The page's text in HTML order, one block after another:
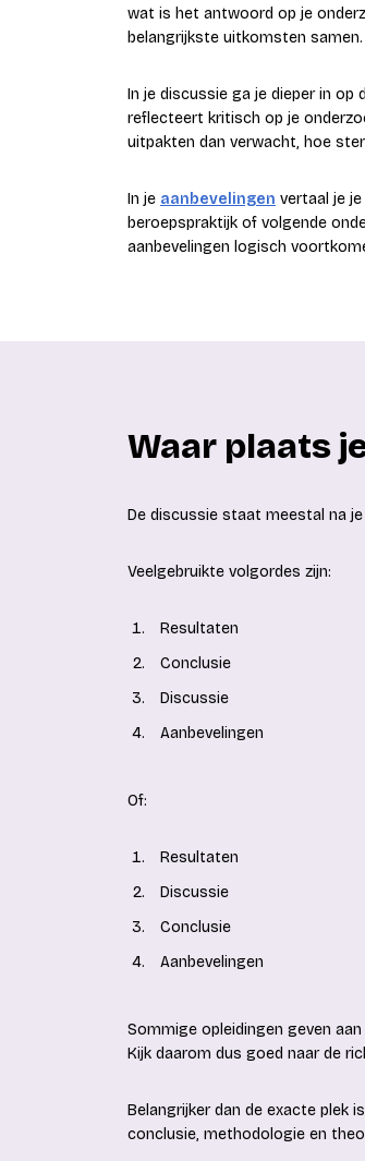
wat is het antwoord op je
belangrijkste uitkomsten samen.
In je discussie ga je dieper in
reflecteert kritisch op je
uitpakten dan verwacht, hoe
In je aanbevelingen vertaal je
beroepspraktijk of volgende
aanbevelingen logisch
Waar plaats
De discussie staat meestal na
Veelgebruikte volgordes zijn:
Resultaten
Conclusie
Discussie
Aanbevelingen
Of:
Resultaten
Discussie
Conclusie
Aanbevelingen
Sommige opleidingen geven
Kijk daarom dus goed naar de
Belangrijker dan de exacte plek
conclusie, methodologie en